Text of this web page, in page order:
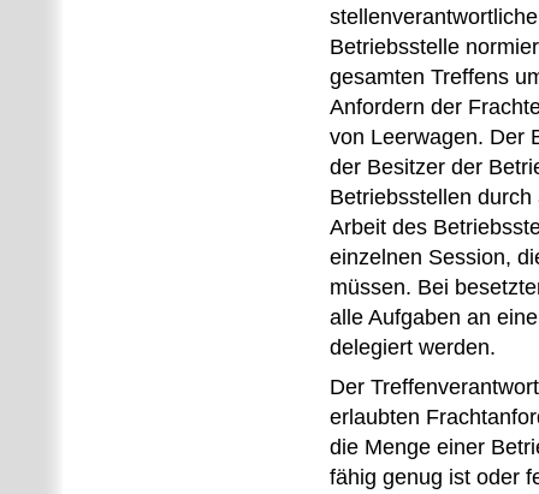
Betriebsstelle
gesamten Treffens
Anfordern der
von Leerwagen. Der
der Besitzer der
Betriebsstellen
Arbeit des
einzelnen Session,
müssen. Bei
alle Aufgaben an
delegiert werden.
Der
erlaubten
die Menge einer
fähig genug ist oder